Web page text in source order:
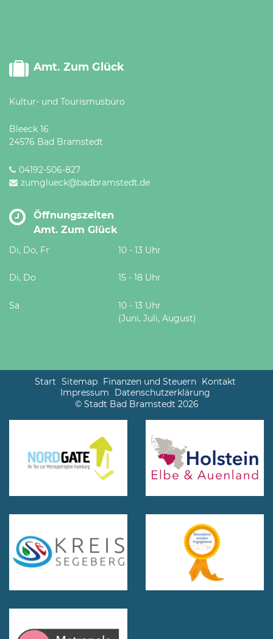
Amt. Zum Glück
Kultur- und Tourismusbüro
Bleeck 16
24576 Bad Bramstedt
04192-506-827
zumglueck@badbramstedt.de
Öffnungszeiten
Amt. Zum Glück
Di, Do, Fr 10 - 13 Uhr
Di, Do 15 - 18 Uhr
Sa
10 - 13 Uhr
(Juni, Juli, August)
Start Sitemap Finanzen und Steuern Kontakt
Impressum
Datenschutzerklärung
© Stadt Bad Bramstedt 2026